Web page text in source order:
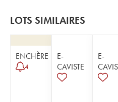
LOTS SIMILAIRES
ENCHÈRE
4
E-
CAVISTE
E-